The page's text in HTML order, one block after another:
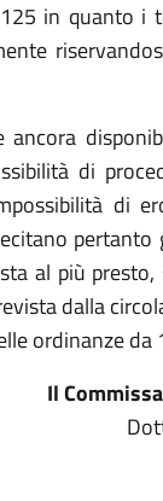
in quanto i
di
di
pertanto
al più presto,
dalla
ordinanze da
Il